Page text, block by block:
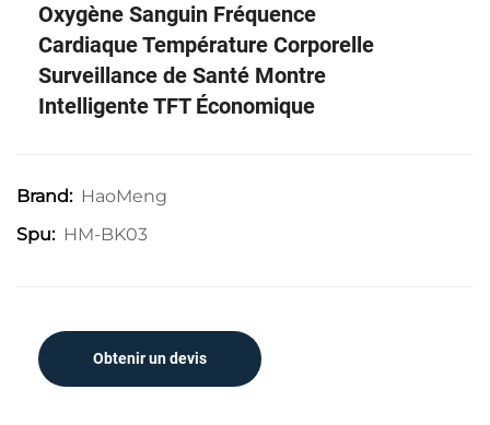
Oxygène Sanguin Fréquence
Cardiaque Température Corporelle
Surveillance de Santé Montre
Intelligente TFT Économique
Brand: HaoMeng
Spu: HM-BK03
Obtenir un devis